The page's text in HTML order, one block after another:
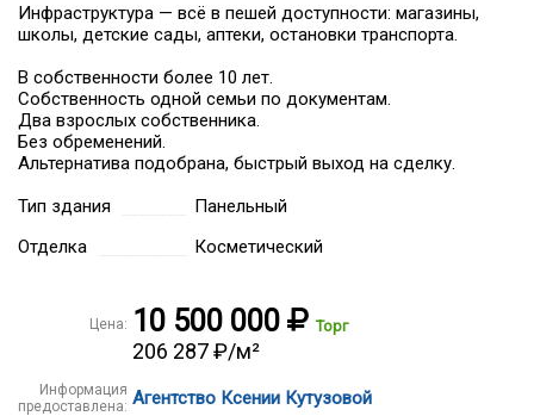
Инфраструктура — всё в пешей доступности: магазины,
школы, детские сады, аптеки, остановки транспорта.
В собственности более 10 лет.
Собственность одной семьи по документам.
Два взрослых собственника.
Без обременений.
Альтернатива подобрана, быстрый выход на сделку.
Панельный
Тип здания
Косметический
Отделка
Цена: 10 500 000 Торг
206 287 ₽/м²
Информация
предоставлена: Агентство Ксении Кутузовой